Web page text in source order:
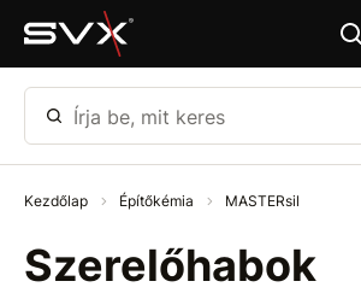
Ugrás az oldal fő részéhez
Írja be, mit keres
Kezdőlap Építőkémia MASTERsil
Szerelőhabok